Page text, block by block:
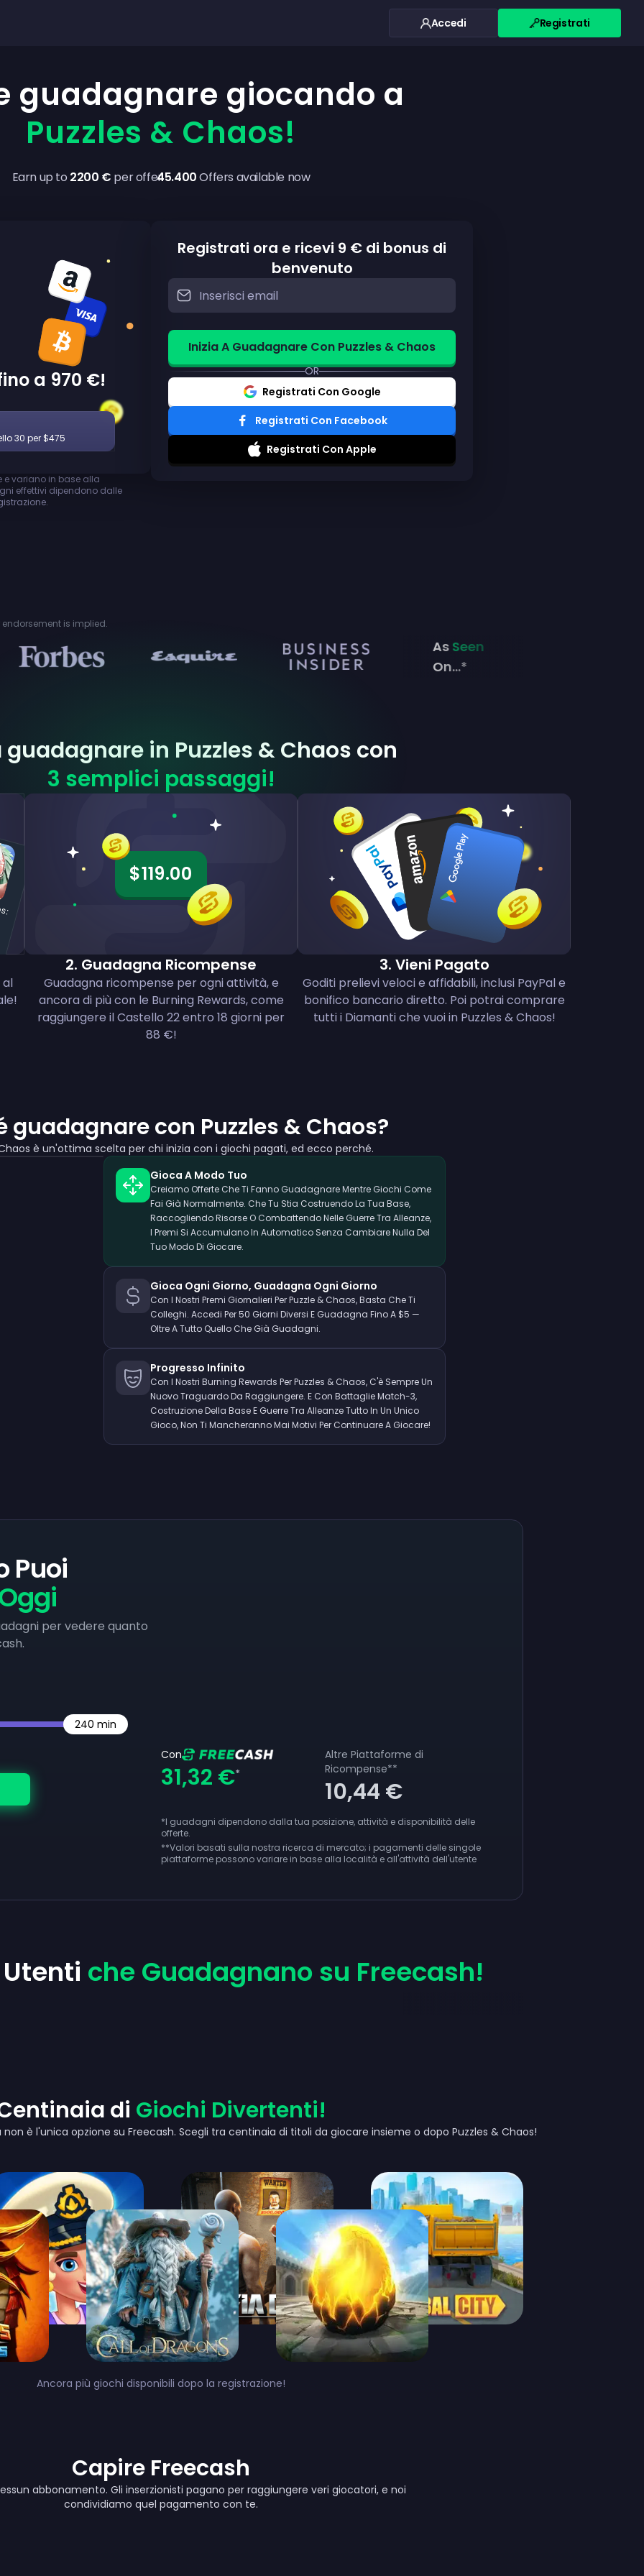
Accedi Registrati
guadagnare giocando a
Puzzles & Chaos!
Earn up to 2200 € per offer45.400Offers available now
a 970 €!
30 per $475
e variano in base alla
effettivi dipendono dalle
Registrati ora e ricevi 9 € di bonus di
benvenuto
Inizia A Guadagnare Con Puzzles & Chaos
OR
Registrati Con Google
Registrati Con Facebook
Registrati Con Apple
is implied.
AsSeen
On...*
guadagnare in Puzzles & Chaos con
3 semplici passaggi!
al
$119.00
2. Guadagna Ricompense
Guadagna ricompense per ogni attività, e
ancora di più con le Burning Rewards, come
raggiungere il Castello 22 entro 18 giorni per
88 €!
3. Vieni Pagato
Goditi prelievi veloci e affidabili, inclusi PayPal e
bonifico bancario diretto. Poi potrai comprare
tutti i Diamanti che vuoi in Puzzles & Chaos!
guadagnare con Puzzles & Chaos?
è un'ottima scelta per chi inizia con i giochi pagati, ed ecco perché.
Gioca A Modo Tuo
Creiamo Offerte Che Ti Fanno Guadagnare Mentre Giochi Come
Fai Già Normalmente. Che Tu Stia Costruendo La Tua Base,
Raccogliendo Risorse O Combattendo Nelle Guerre Tra Alleanze,
I Premi Si Accumulano In Automatico Senza Cambiare Nulla Del
Tuo Modo Di Giocare.
Gioca Ogni Giorno, Guadagna Ogni Giorno
Con I Nostri Premi Giornalieri Per Puzzle & Chaos, Basta Che Ti
Colleghi. Accedi Per 50 Giorni Diversi E Guadagna Fino A $5 —
Oltre A Tutto Quello Che Già Guadagni.
Progresso Infinito
Con I Nostri Burning Rewards Per Puzzles & Chaos, C'è Sempre Un
Nuovo Traguardo Da Raggiungere. E Con Battaglie Match-3,
Costruzione Della Base E Guerre Tra Alleanze Tutto In Un Unico
Gioco, Non Ti Mancheranno Mai Motivi Per Continuare A Giocare!
Puoi
per vedere quanto
240 min
Con
31,32 €*
Altre Piattaforme di
Ricompense**
10,44 €
*I guadagni dipendono dalla tua posizione, attività e disponibilità delle
offerte.
**Valori basati sulla nostra ricerca di mercato; i pagamenti delle singole
piattaforme possono variare in base alla località e all'attività dell'utente
che Guadagnano su Freecash!
di Giochi Divertenti!
è l'unica opzione su Freecash. Scegli tra centinaia di titoli da giocare insieme o dopo Puzzles & Chaos!
Ancora più giochi disponibili dopo la registrazione!
Capire Freecash
abbonamento. Gli inserzionisti pagano per raggiungere veri giocatori, e noi
condividiamo quel pagamento con te.